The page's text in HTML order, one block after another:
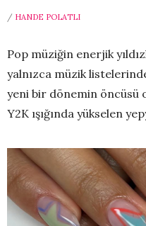
/ HANDE POLATLI
Pop müziğin enerjik
yalnızca müzik
yeni bir dönemin öncüsü
Y2K ışığında yükselen